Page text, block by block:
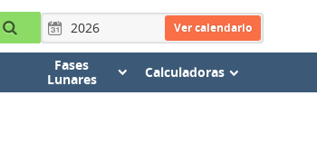
Ver calendario
Fases
Lunares
Calculadoras